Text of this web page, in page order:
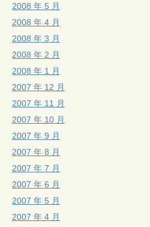
2008 年 5 月
2008 年 4 月
2008 年 3 月
2008 年 2 月
2008 年 1 月
2007 年 12 月
2007 年 11 月
2007 年 10 月
2007 年 9 月
2007 年 8 月
2007 年 7 月
2007 年 6 月
2007 年 5 月
2007 年 4 月